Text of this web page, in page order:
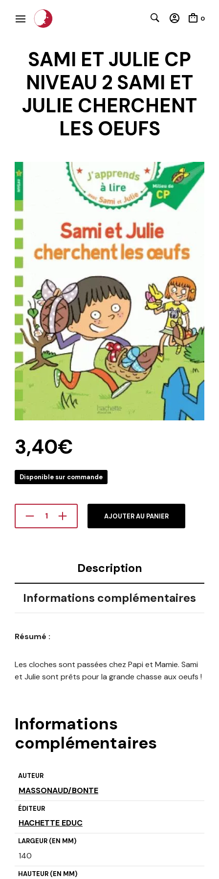
0
SAMI ET JULIE CP
NIVEAU 2 SAMI ET
JULIE CHERCHENT
LES OEUFS
3,40€
Disponible sur commande
AJOUTER AU PANIER
Description
Informations complémentaires
Résumé :
Les cloches sont passées chez Papi et Mamie. Sami
et Julie sont prêts pour la grande chasse aux oeufs !
Informations
complémentaires
AUTEUR
MASSONAUD/BONTE
ÉDITEUR
HACHETTE EDUC
LARGEUR (EN MM)
140
HAUTEUR (EN MM)